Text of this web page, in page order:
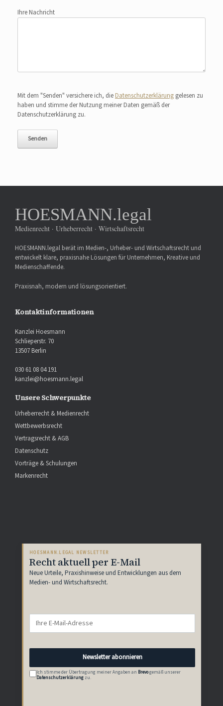
Ihre Nachricht
Mit dem "Senden" versichere ich, die Datenschutzerklärung gelesen zu
haben und stimme der Nutzung meiner Daten gemäß der
Datenschutzerklärung zu.
HOESMANN.legal
Medienrecht · Urheberrecht · Wirtschaftsrecht
HOESMANN.legal berät im Medien-, Urheber- und Wirtschaftsrecht und
entwickelt klare, praxisnahe Lösungen für Unternehmen, Kreative und
Medienschaffende.
Praxisnah, modern und lösungsorientiert.
Kontaktinformationen
Kanzlei Hoesmann
Schlieperstr. 70
13507 Berlin
030 61 08 04 191
kanzlei@hoesmann.legal
Unsere Schwerpunkte
Urheberrecht & Medienrecht
Wettbewerbsrecht
Vertragsrecht & AGB
Datenschutz
Vorträge & Schulungen
Markenrecht
HOESMANN.LEGAL NEWSLETTER
Recht aktuell per E-Mail
Neue Urteile, Praxishinweise und Entwicklungen aus dem
Medien- und Wirtschaftsrecht.
Newsletter abonnieren
Ich stimme der Übertragung meiner Angaben an Brevogemäß unserer
Datenschutzerklärung zu.